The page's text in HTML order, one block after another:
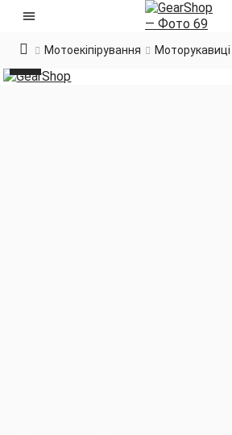
Мотоекіпірування Моторукавиці